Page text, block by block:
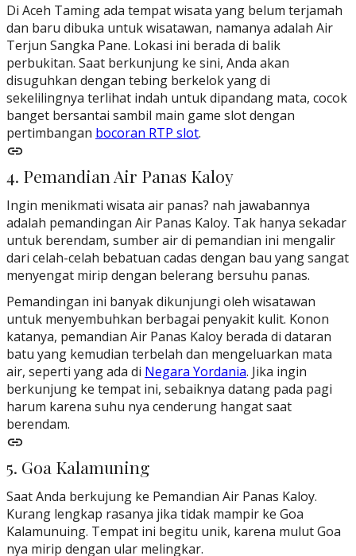
Di Aceh Taming ada tempat wisata yang belum terjamah
dan baru dibuka untuk wisatawan, namanya adalah Air
Terjun Sangka Pane. Lokasi ini berada di balik
perbukitan. Saat berkunjung ke sini, Anda akan
disuguhkan dengan tebing berkelok yang di
sekelilingnya terlihat indah untuk dipandang mata, cocok
banget bersantai sambil main game slot dengan
pertimbangan bocoran RTP slot.
4. Pemandian Air Panas Kaloy
Ingin menikmati wisata air panas? nah jawabannya
adalah pemandingan Air Panas Kaloy. Tak hanya sekadar
untuk berendam, sumber air di pemandian ini mengalir
dari celah-celah bebatuan cadas dengan bau yang sangat
menyengat mirip dengan belerang bersuhu panas.
Pemandingan ini banyak dikunjungi oleh wisatawan
untuk menyembuhkan berbagai penyakit kulit. Konon
katanya, pemandian Air Panas Kaloy berada di dataran
batu yang kemudian terbelah dan mengeluarkan mata
air, seperti yang ada di Negara Yordania. Jika ingin
berkunjung ke tempat ini, sebaiknya datang pada pagi
harum karena suhu nya cenderung hangat saat
berendam.
5. Goa Kalamuning
Saat Anda berkujung ke Pemandian Air Panas Kaloy.
Kurang lengkap rasanya jika tidak mampir ke Goa
Kalamunuing. Tempat ini begitu unik, karena mulut Goa
nya mirip dengan ular melingkar.